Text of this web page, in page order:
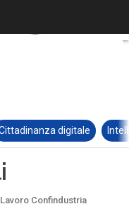
digitale
Confindustria